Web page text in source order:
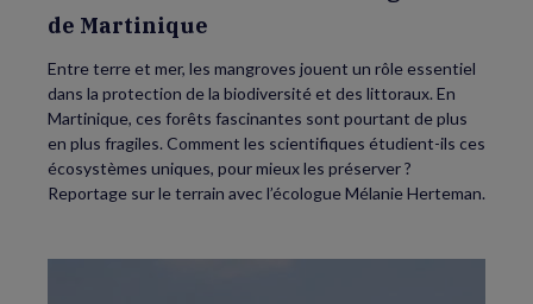
de Martinique
Entre terre et mer, les mangroves jouent un rôle essentiel
dans la protection de la biodiversité et des littoraux. En
Martinique, ces forêts fascinantes sont pourtant de plus
en plus fragiles. Comment les scientifiques étudient-ils ces
écosystèmes uniques, pour mieux les préserver ?
Reportage sur le terrain avec l’écologue Mélanie Herteman.